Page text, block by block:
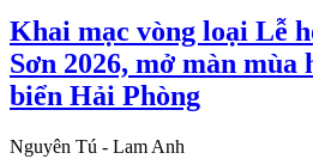
Khai mạc vòng loại Lễ
Sơn 2026, mở màn mùa
biển Hải Phòng
Nguyên Tú - Lam Anh